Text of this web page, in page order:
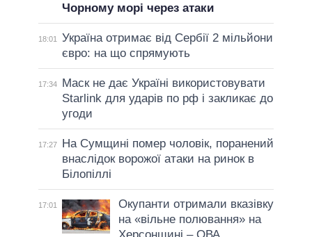
Чорному морі через атаки
18:01
Україна отримає від Сербії 2 мільйони
євро: на що спрямують
17:34
Маск не дає Україні використовувати
Starlink для ударів по рф і закликає до
угоди
17:27
На Сумщині помер чоловік, поранений
внаслідок ворожої атаки на ринок в
Білопіллі
17:01
Окупанти отримали вказівку
на «вільне полювання» на